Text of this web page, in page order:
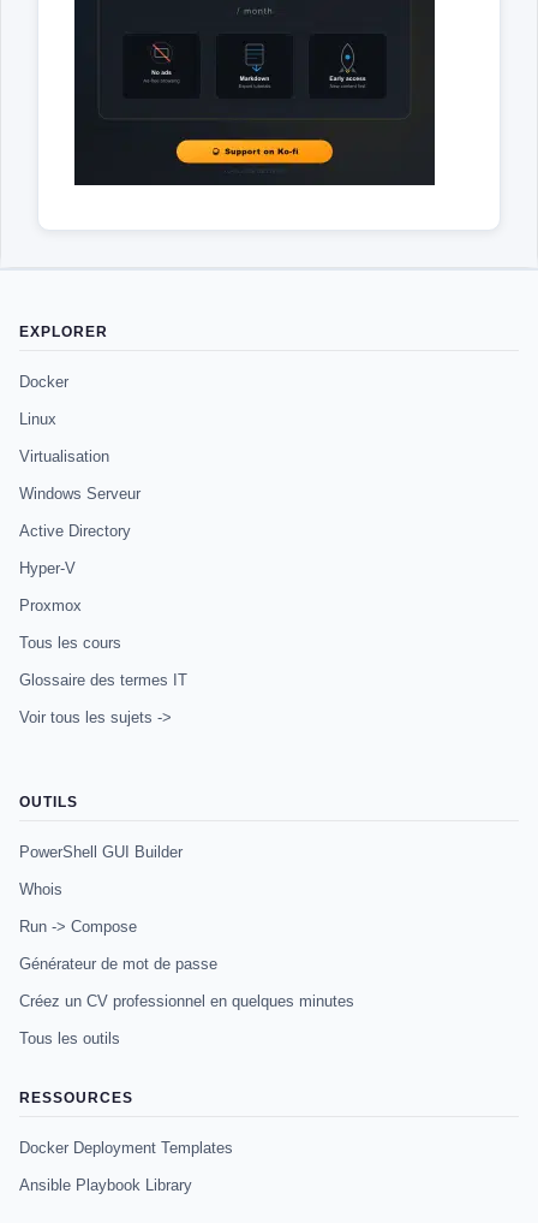
EXPLORER
Docker
Linux
Virtualisation
Windows Serveur
Active Directory
Hyper-V
Proxmox
Tous les cours
Glossaire des termes IT
Voir tous les sujets ->
OUTILS
PowerShell GUI Builder
Whois
Run -> Compose
Générateur de mot de passe
Créez un CV professionnel en quelques minutes
Tous les outils
RESSOURCES
Docker Deployment Templates
Ansible Playbook Library